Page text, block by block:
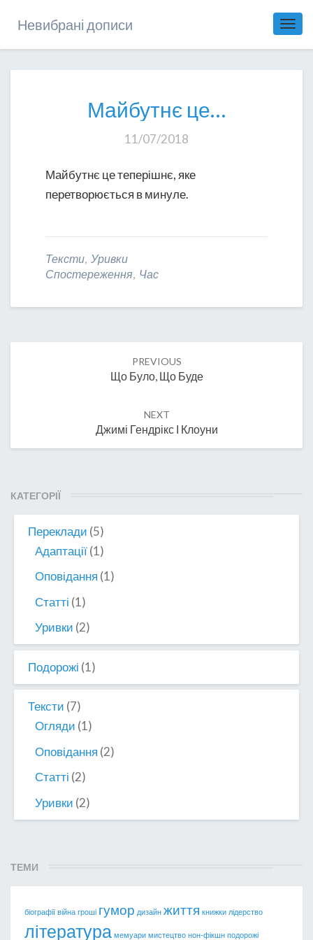
Невибрані дописи
це…
Майбутнє це…
11/07/2018
Майбутнє це теперішнє, яке
перетворюється в минуле.
Тексти Уривки
Спостереження Час
PREVIOUS
Що Було, Що Буде
NEXT
Джимі Гендрікс І Клоуни
КАТЕГОРІЇ
Переклади (5)
Адаптації(1)
Оповідання (1)
Статті (1)
Уривки (2)
Подорожі (1)
Тексти (7)
Огляди (1)
Оповідання (2)
Статті (2)
Уривки (2)
ТЕМИ
біографії війна гроші гумор дизайн життя книжки лідерство
література мемуари мистецтво нон-фікшн подорожі